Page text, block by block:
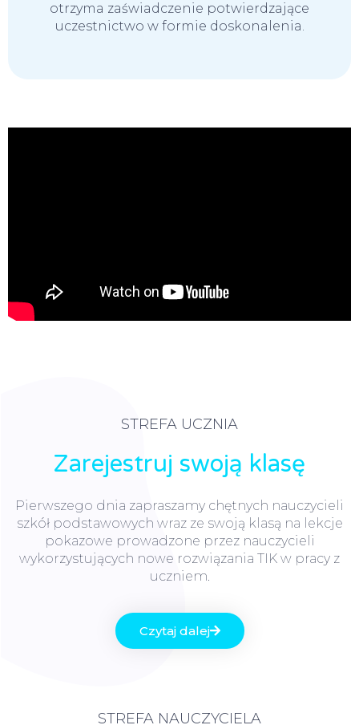
otrzyma zaświadczenie potwierdzające
uczestnictwo w formie doskonalenia.
STREFA UCZNIA
Zarejestruj swoją klasę
Pierwszego dnia zapraszamy chętnych nauczycieli
szkół podstawowych wraz ze swoją klasą na lekcje
pokazowe prowadzone przez nauczycieli
wykorzystujących nowe rozwiązania TIK w pracy z
uczniem.
Czytaj dalej
STREFA NAUCZYCIELA